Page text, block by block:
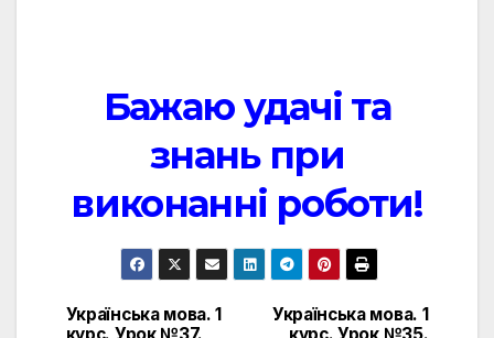
Бажаю удачі та
знань при
виконанні роботи!
Навигация
Українська мова. 1
Українська мова. 1